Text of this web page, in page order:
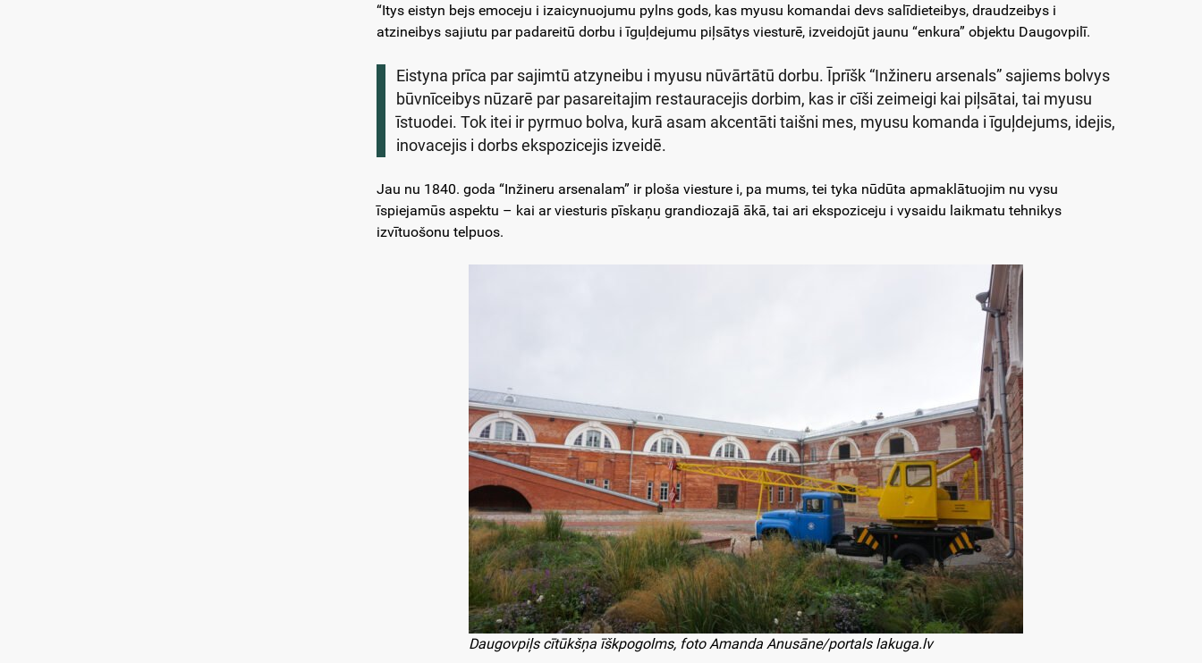
“Itys eistyn bejs emoceju i izaicynuojumu pylns gods, kas myusu komandai devs salīdieteibys, draudzeibys i
atzineibys sajiutu par padareitū dorbu i īguļdejumu piļsātys viesturē, izveidojūt jaunu “enkura” objektu Daugovpilī.
Eistyna prīca par sajimtū atzyneibu i myusu nūvārtātū dorbu. Īprīšk “Inžineru arsenals” sajiems bolvys
būvnīceibys nūzarē par pasareitajim restauracejis dorbim, kas ir cīši zeimeigi kai piļsātai, tai myusu
īstuodei. Tok itei ir pyrmuo bolva, kurā asam akcentāti taišni mes, myusu komanda i īguļdejums, idejis,
inovacejis i dorbs ekspozicejis izveidē.
Jau nu 1840. goda “Inžineru arsenalam” ir ploša viesture i, pa mums, tei tyka nūdūta apmaklātuojim nu vysu
īspiejamūs aspektu – kai ar viesturis pīskaņu grandiozajā ākā, tai ari ekspoziceju i vysaidu laikmatu tehnikys
izvītuošonu telpuos.
Daugovpiļs cītūkšņa īškpogolms, foto Amanda Anusāne/portals lakuga.lv